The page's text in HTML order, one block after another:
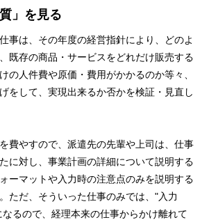
」を見る
事は、その年度の経営指針により、どのよ
既存の商品・サービスをどれだけ販売する
の人件費や原価・費用がかかるのか等々、
をして、実現出来るか否かを検証・見直し
費やすので、派遣先の先輩や上司は、仕事
に対し、事業計画の詳細について説明する
ーマットや入力時の注意点のみを説明する
ただ、そういった仕事のみでは、"入力
るので、経理本来の仕事からかけ離れて